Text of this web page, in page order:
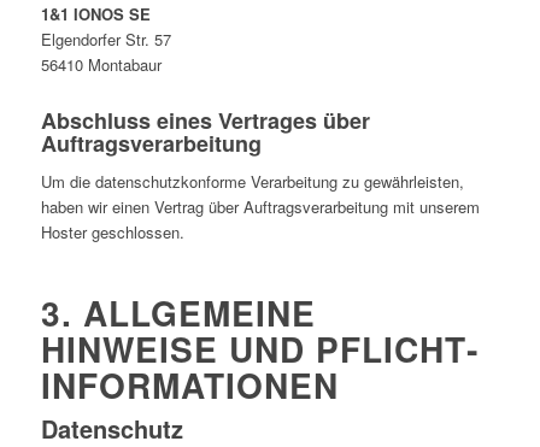
1&1 IONOS SE
Elgendorfer Str. 57
56410 Montabaur
Abschluss eines Vertrages über
Auftragsverarbeitung
Um die datenschutzkonforme Verarbeitung zu gewährleisten,
haben wir einen Vertrag über Auftragsverarbeitung mit unserem
Hoster geschlossen.
3. ALLGEMEINE
HINWEISE UND PFLICHT­
INFORMATIONEN
Datenschutz